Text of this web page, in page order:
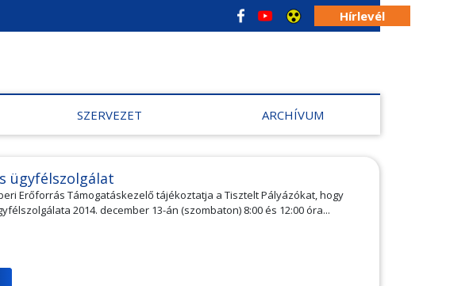
Hírlevél
SZERVEZET ARCHÍVUM
ügyfélszolgálat
Erőforrás Támogatáskezelő tájékoztatja a Tisztelt Pályázókat, hogy
2014. december 13-án (szombaton) 8:00 és 12:00 óra...